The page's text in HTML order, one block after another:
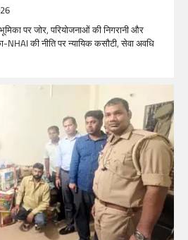
पर जोर, परियोजनाओं की निगरानी और
NHAI की नीति पर न्यायिक कसौटी, सेवा अवधि